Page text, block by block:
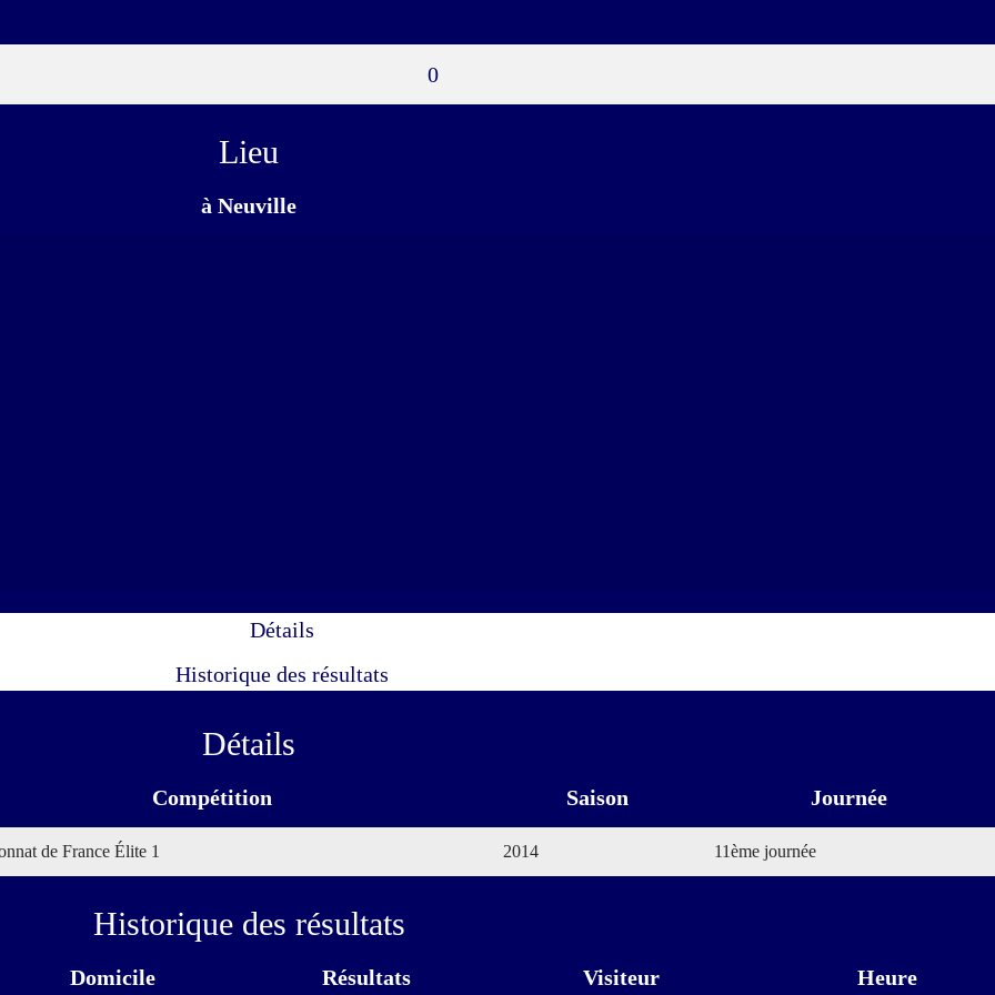
0
Lieu
à Neuville
Détails
Historique des résultats
Détails
Compétition Saison Journée
de France Élite 1 2014 11ème journée
Historique des résultats
Domicile Résultats Visiteur Heure